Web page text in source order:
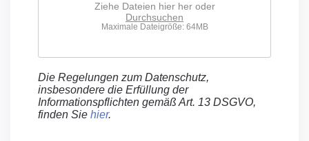
Ziehe Dateien hier her oder
Durchsuchen
Maximale Dateigröße: 64MB
Die Regelungen zum Datenschutz,
insbesondere die Erfüllung der
Informationspflichten gemäß Art. 13 DSGVO,
finden Sie hier.